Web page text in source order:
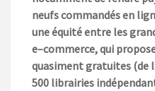
neufscommandés en
une équité entre les
e–commerce,qui
quasiment gratuites (de
500 librairies